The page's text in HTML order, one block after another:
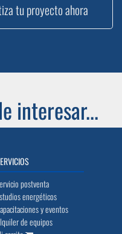
tu proyecto ahora
interesar...
postventa
energéticos
y eventos
de equipos